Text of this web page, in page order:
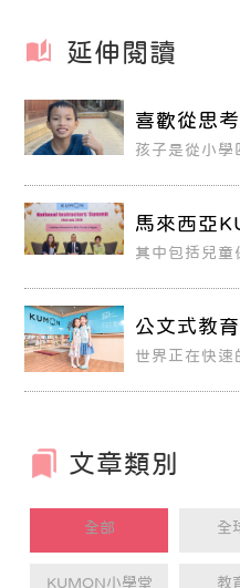
延伸閱讀
喜歡從思
於分配時
孩子是從小
標，都按照
越目前的學年
馬來西亞
議 找到發
其中包括兒童
桌會議中討
的關鍵因素，
公文式教
超越學年
世界正在快速
文章類別
全部 全
KUMON小學堂 教